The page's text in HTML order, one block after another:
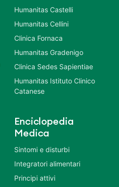
Humanitas Castelli
Humanitas Cellini
Clinica Fornaca
Humanitas Gradenigo
Clinica Sedes Sapientiae
Humanitas Istituto Clinico
Catanese
Enciclopedia
Medica
Sintomi e disturbi
Integratori alimentari
Principi attivi